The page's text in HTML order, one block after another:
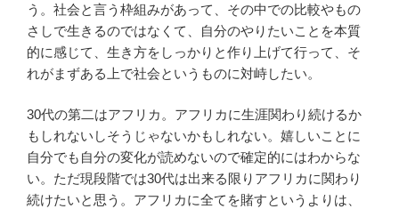
う。社会と言う枠組みがあって、その中での比較やもの
さしで生きるのではなくて、自分のやりたいことを本質
的に感じて、生き方をしっかりと作り上げて行って、そ
れがまずある上で社会というものに対峙したい。
30代の第二はアフリカ。アフリカに生涯関わり続けるか
もしれないしそうじゃないかもしれない。嬉しいことに
自分でも自分の変化が読めないので確定的にはわからな
い。ただ現段階では30代は出来る限りアフリカに関わり
続けたいと思う。アフリカに全てを賭すというよりは、